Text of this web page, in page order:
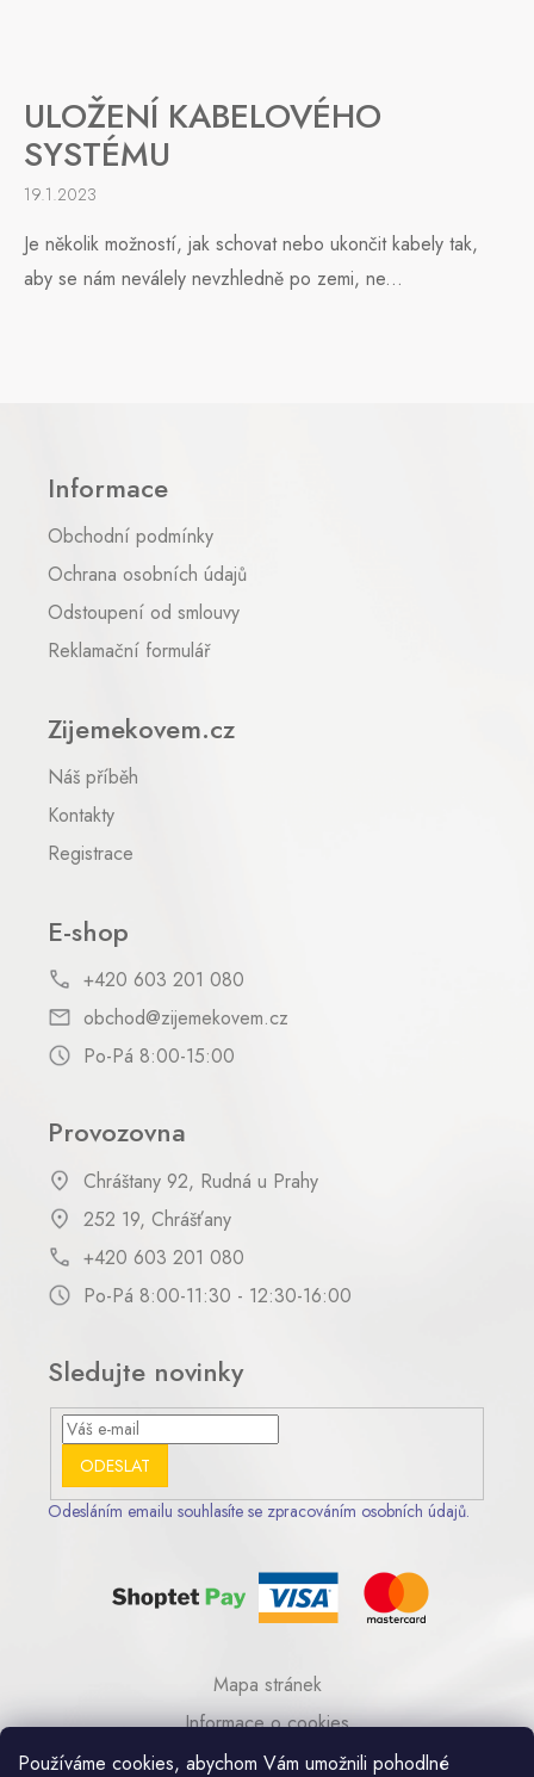
Používáme cookies, abychom Vám umožnili pohodlné
ULOŽENÍ KABELOVÉHO
SYSTÉMU
19.1.2023
Je několik možností, jak schovat nebo ukončit kabely tak,
aby se nám neválely nevzhledně po zemi, ne...
Informace
Obchodní podmínky
Ochrana osobních údajů
Odstoupení od smlouvy
Reklamační formulář
Zijemekovem.cz
Náš příběh
Kontakty
Registrace
E-shop
+420 603 201 080
obchod@zijemekovem.cz
Po-Pá 8:00-15:00
Provozovna
Chráštany 92, Rudná u Prahy
252 19, Chrášťany
+420 603 201 080
Po-Pá 8:00-11:30 - 12:30-16:00
Sledujte novinky
ODESLAT
Odesláním emailu souhlasíte se zpracováním osobních údajů.
Mapa stránek
Informace o cookies
© 2023 AA COM s.r.o.